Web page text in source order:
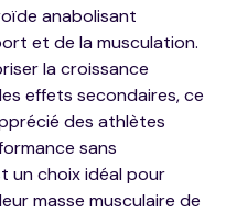
anabolisant
et de la musculation.
la croissance
effets secondaires, ce
des athlètes
sans
un choix idéal pour
masse musculaire de